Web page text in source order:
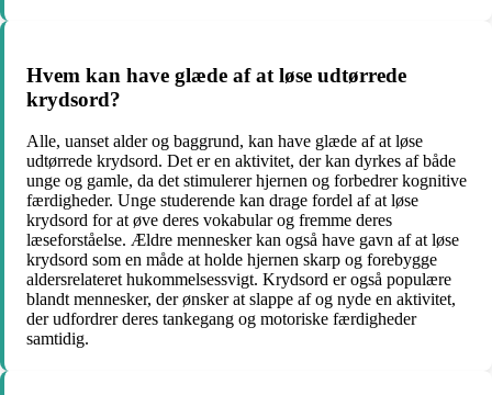
Hvem kan have glæde af at løse udtørrede
krydsord?
Alle, uanset alder og baggrund, kan have glæde af at løse
udtørrede krydsord. Det er en aktivitet, der kan dyrkes af både
unge og gamle, da det stimulerer hjernen og forbedrer kognitive
færdigheder. Unge studerende kan drage fordel af at løse
krydsord for at øve deres vokabular og fremme deres
læseforståelse. Ældre mennesker kan også have gavn af at løse
krydsord som en måde at holde hjernen skarp og forebygge
aldersrelateret hukommelsessvigt. Krydsord er også populære
blandt mennesker, der ønsker at slappe af og nyde en aktivitet,
der udfordrer deres tankegang og motoriske færdigheder
samtidig.